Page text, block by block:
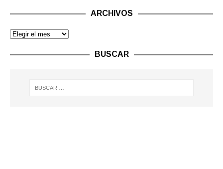
ARCHIVOS
BUSCAR